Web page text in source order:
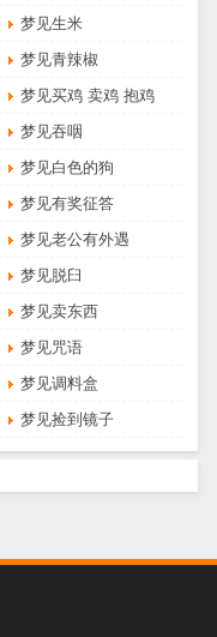
梦见生米
梦见青辣椒
梦见买鸡 卖鸡 抱鸡
梦见吞咽
梦见白色的狗
梦见有奖征答
梦见老公有外遇
梦见脱臼
梦见卖东西
梦见咒语
梦见调料盒
梦见捡到镜子